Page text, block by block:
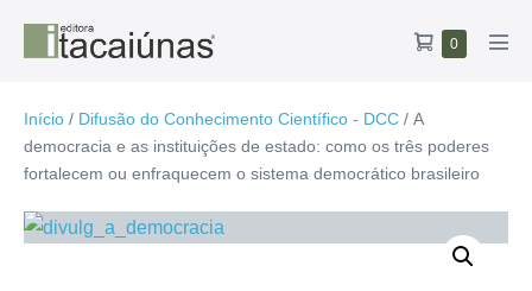
conteúdo
Carrinho
0Itens
Início / Difusão do Conhecimento Científico - DCC / A
democracia e as instituições de estado: como os três poderes
fortalecem ou enfraquecem o sistema democrático brasileiro